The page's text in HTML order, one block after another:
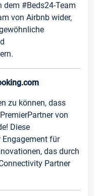
#Beds24-Team
von Airbnb wider,
zu können, dass
von
Diese
für
das durch
Partner